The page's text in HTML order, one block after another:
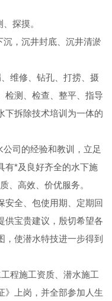
探摸。
，沉井封底、沉井清淤
维修、钻孔、打捞、摄
检测、检查、整平、指导
下拆除技术培训为一体的
司的经验和教训，立足
有*及良好齐全的水下施
、高效、价优服务。
安全、包使用期、定期回
供宝贵建议，殷切希望各
，使潜水特技进一步得到
程施工资质、潜水施工
》上岗，并全部参加人生